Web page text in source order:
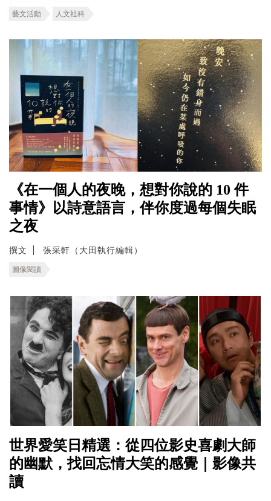
藝文活動 人文社科
《在一個人的夜晚，想對你說的 10 件
事情》以詩意語言，伴你度過每個失眠
之夜
撰文 張采軒（大田執行編輯）
圖像閱讀
世界愛笑日精選：從四位影史喜劇大師
的幽默，找回忘情大笑的感覺｜影像共
讀